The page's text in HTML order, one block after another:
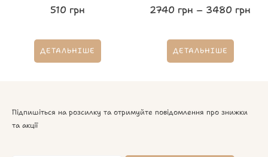
510 грн
ДЕТАЛЬНІШЕ
2740 грн – 3480 грн
ДЕТАЛЬНІШЕ
Підпишіться на розсилку та отримуйте повідомлення про знижки
та акції